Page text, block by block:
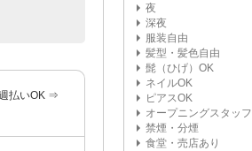
払いOK ⇒
夜
深夜
服装自由
髪型・髪色自由
髭（ひげ）OK
ネイルOK
ピアスOK
オープニングスタッフ
禁煙・分煙
食堂・売店あり